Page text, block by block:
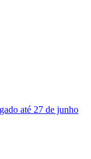
até 27 de junho